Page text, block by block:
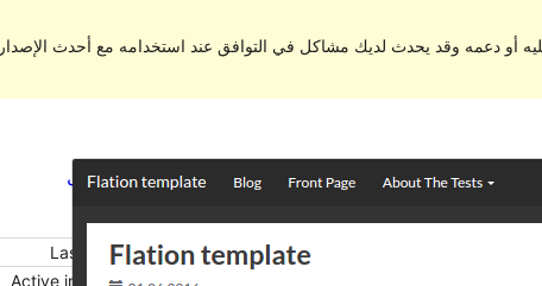
أو دعمه وقد يحدث لديك مشاكل في التوافق عند استخدامه مع أحدث
معاينةتنزيل
النسخة
Last updated
Active installations